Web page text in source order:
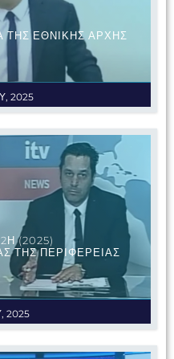
2025
ΤΗΣ ΕΘΝΙΚΗΣ ΑΡΧΗΣ
2025
(2025)
ΤΗΣ ΠΕΡΙΦΕΡΕΙΑΣ